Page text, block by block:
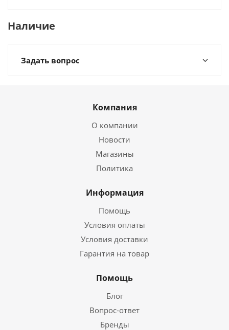
Наличие
Задать вопрос
Компания
О компании
Новости
Магазины
Политика
Информация
Помощь
Условия оплаты
Условия доставки
Гарантия на товар
Помощь
Блог
Вопрос-ответ
Бренды